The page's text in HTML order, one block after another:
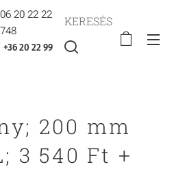
06 20 22 22
748
+36 20 22 99
KERESÉS
200 mm
3 540 Ft +